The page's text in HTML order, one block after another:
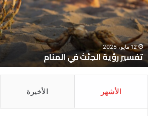
المنام
12 مايو، 2025
تفسير رؤية الجثث في المنام
الأشهر الأخيرة